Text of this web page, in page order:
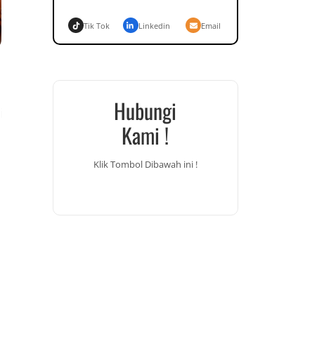
Tik Tok Linkedin Email
Hubungi
Kami !
Klik Tombol Dibawah ini !